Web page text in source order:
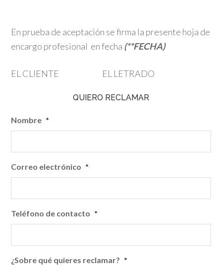
En prueba de aceptación se firma la presente hoja de
encargo profesional en fecha (**FECHA)
EL CLIENTE EL LETRADO
QUIERO RECLAMAR
Nombre *
Correo electrónico *
Teléfono de contacto *
¿Sobre qué quieres reclamar? *